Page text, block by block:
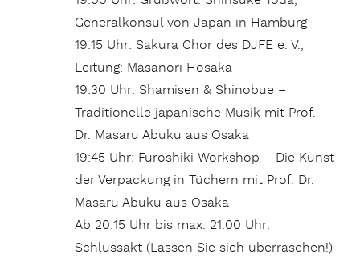
Generalkonsul von Japan in Hamburg
19:15 Uhr: Sakura Chor des DJFE e. V.,
Leitung: Masanori Hosaka
19:30 Uhr: Shamisen & Shinobue –
Traditionelle japanische Musik mit Prof.
Dr. Masaru Abuku aus Osaka
19:45 Uhr: Furoshiki Workshop – Die Kunst
der Verpackung in Tüchern mit Prof. Dr.
Masaru Abuku aus Osaka
Ab 20:15 Uhr bis max. 21:00 Uhr:
Schlussakt (Lassen Sie sich überraschen!)